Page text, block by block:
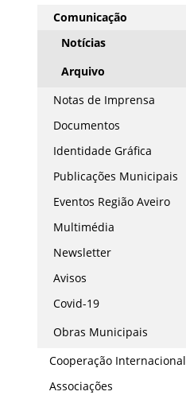
Comunicação
Notícias
Arquivo
Notas de Imprensa
Documentos
Identidade Gráfica
Publicações Municipais
Eventos Região Aveiro
Multimédia
Newsletter
Avisos
Covid-19
Obras Municipais
Cooperação Internacional
Associações